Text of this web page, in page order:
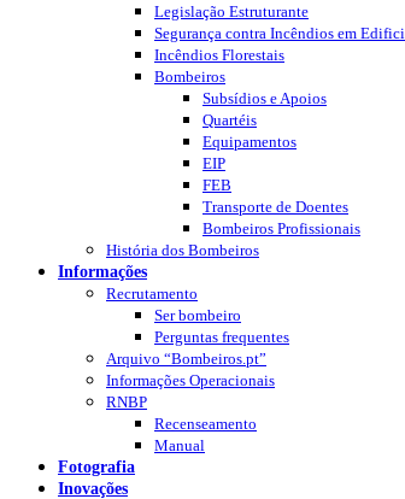
Legislação Estruturante
Segurança contra Incêndios em
Incêndios Florestais
Bombeiros
Subsídios e Apoios
Quartéis
Equipamentos
EIP
FEB
Transporte de Doentes
Bombeiros Profissionais
História dos Bombeiros
Informações
Recrutamento
Ser bombeiro
Perguntas frequentes
Arquivo “Bombeiros.pt”
Informações Operacionais
RNBP
Recenseamento
Manual
Fotografia
Inovações